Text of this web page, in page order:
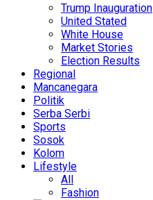
Trump Inauguration
United Stated
White House
Market Stories
Election Results
Regional
Mancanegara
Politik
Serba Serbi
Sports
Sosok
Kolom
Lifestyle
All
Fashion